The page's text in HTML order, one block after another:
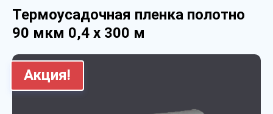
Термоусадочная пленка полотно
90 мкм 0,4 х 300 м
Акция!